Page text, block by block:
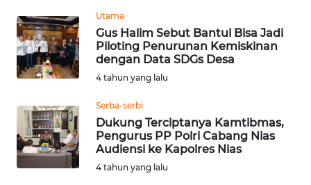
Utama
Gus Halim Sebut Bantul Bisa Jadi
Piloting Penurunan Kemiskinan
dengan Data SDGs Desa
4 tahun yang lalu
Serba-serbi
Dukung Terciptanya Kamtibmas,
Pengurus PP Polri Cabang Nias
Audiensi ke Kapolres Nias
4 tahun yang lalu
WN
DEPOK
WN
UTARA
WN
SAMOSIR